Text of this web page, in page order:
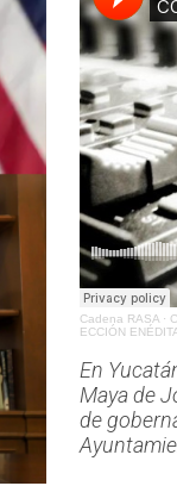
Cadena RASA·
ECCIÓN
En
Maya de
de